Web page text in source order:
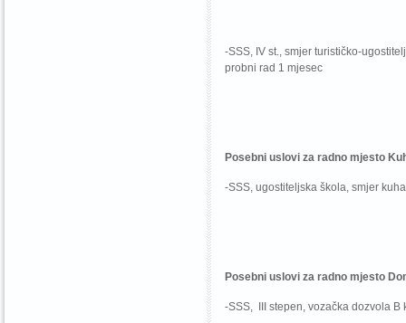
-SSS, IV st., smjer turističko-
probni rad 1 mjesec
Posebni uslovi za radno mjesto
-SSS, ugostiteljska škola, smjer
Posebni uslovi za radno mjesto
-SSS, III stepen, vozačka dozvola